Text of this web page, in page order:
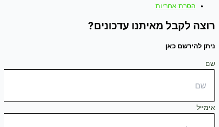
הסרת אחריות
רוצה לקבל מאיתנו עדכונים?
ניתן להירשם כאן
שם
אימייל